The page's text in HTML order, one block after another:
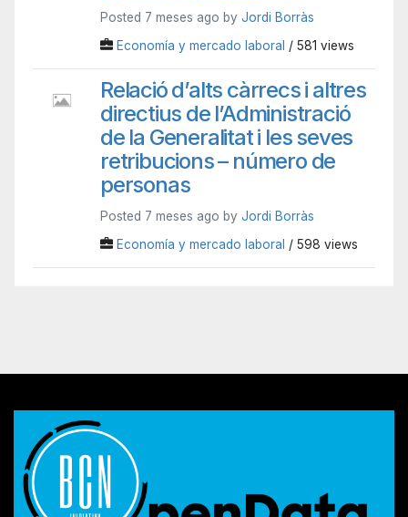
Posted 7 meses ago by Jordi Borràs
Economía y mercado laboral / 581 views
Relació d’alts càrrecs i altres
directius de l’Administració
de la Generalitat i les seves
retribucions – número de
personas
Posted 7 meses ago by Jordi Borràs
Economía y mercado laboral / 598 views